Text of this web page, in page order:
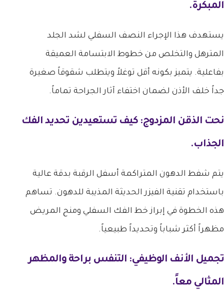
المبكرة.
يستهدف هذا الإجراء النصف السفلي لشد الجلد
المترهل والتخلص من خطوط الابتسامة العميقة
بفاعلية. يتميز بكونه أقل توغلاً ويتطلب شقوقاً صغيرة
جداً خلف الأذن لضمان اختفاء آثار الجراحة تماماً.
نحت الذقن المزدوج: كيف تستعيدين تحديد الفك
الجذاب.
يتم شفط الدهون المتراكمة أسفل الرقبة بدقة عالية
باستخدام تقنية الفيزر الحديثة المذيبة للدهون. تساهم
هذه الخطوة في إبراز خط الفك السفلي ومنح المريض
مظهراً أكثر شباباً وتحديداً طبيعياً.
تجميل الأنف الوظيفي: التنفس براحة والمظهر
المثالي معاً.